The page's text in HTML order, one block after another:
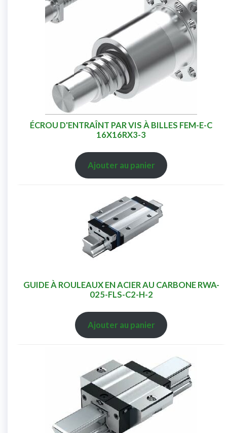
ÉCROU D'ENTRAÎNT PAR VIS À BILLES FEM-E-C
16X16RX3-3
Ajouter au panier
GUIDE À ROULEAUX EN ACIER AU CARBONE RWA-
025-FLS-C2-H-2
Ajouter au panier